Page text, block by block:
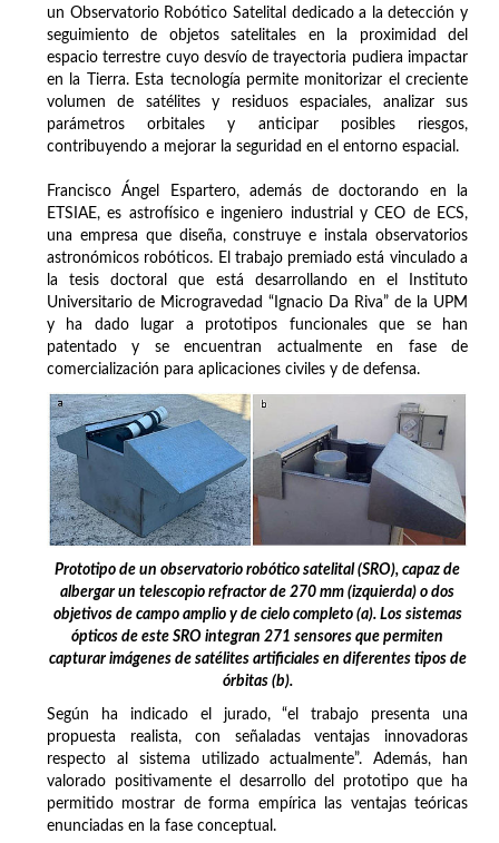
un Observatorio Robótico Satelital dedicado a la detección y
seguimiento de objetos satelitales en la proximidad del
espacio terrestre cuyo desvío de trayectoria pudiera impactar
en la Tierra. Esta tecnología permite monitorizar el creciente
volumen de satélites y residuos espaciales, analizar sus
parámetros orbitales y anticipar posibles riesgos,
contribuyendo a mejorar la seguridad en el entorno espacial.
Francisco Ángel Espartero, además de doctorando en la
ETSIAE, es astrofísico e ingeniero industrial y CEO de ECS,
una empresa que diseña, construye e instala observatorios
astronómicos robóticos. El trabajo premiado está vinculado a
la tesis doctoral que está desarrollando en el Instituto
Universitario de Microgravedad “Ignacio Da Riva” de la UPM
y ha dado lugar a prototipos funcionales que se han
patentado y se encuentran actualmente en fase de
comercialización para aplicaciones civiles y de defensa.
Prototipo de un observatorio robótico satelital (SRO), capaz de
albergar un telescopio refractor de 270 mm (izquierda) o dos
objetivos de campo amplio y de cielo completo (a). Los sistemas
ópticos de este SRO integran 271 sensores que permiten
capturar imágenes de satélites artificiales en diferentes tipos de
órbitas (b).
Según ha indicado el jurado, “el trabajo presenta una
propuesta realista, con señaladas ventajas innovadoras
respecto al sistema utilizado actualmente”. Además, han
valorado positivamente el desarrollo del prototipo que ha
permitido mostrar de forma empírica las ventajas teóricas
enunciadas en la fase conceptual.